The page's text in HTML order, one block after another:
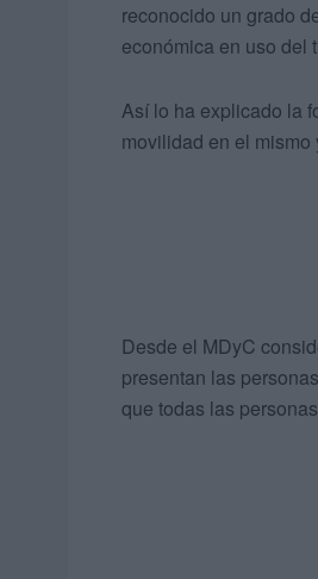
reconocido un grado
económica en uso del
Así lo ha explicado la
movilidad en el
Desde el MDyC
presentan las
que todas las